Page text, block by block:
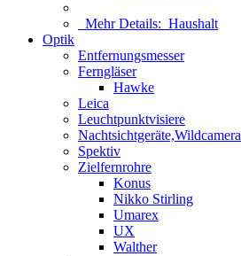
Mehr Details: Haushalt
Optik
Entfernungsmesser
Ferngläser
Hawke
Leica
Leuchtpunktvisiere
Nachtsichtgeräte,Wildcamera
Spektiv
Zielfernrohre
Konus
Nikko Stirling
Umarex
UX
Walther